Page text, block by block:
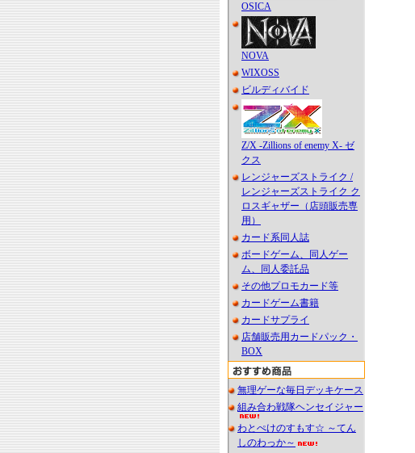
OSICA
NOVA
WIXOSS
ビルディバイド
Z/X -Zillions of enemy X- ゼ
クス
レンジャーズストライク /
レンジャーズストライク ク
ロスギャザー（店頭販売専
用）
カード系同人誌
ボードゲーム、同人ゲー
ム、同人委託品
その他プロモカード等
カードゲーム書籍
カードサプライ
店舗販売用カードパック・
BOX
無理ゲーな毎日デッキケース
組み合わ戦隊ヘンセイジャー
わとぺけのすもす☆ ～てん
しのわっか～